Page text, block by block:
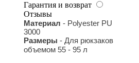
Гарантия и возврат
Отзывы
Материал - Polyester PU
3000
Размеры - Для рюкзаков
объемом 55 - 95 л